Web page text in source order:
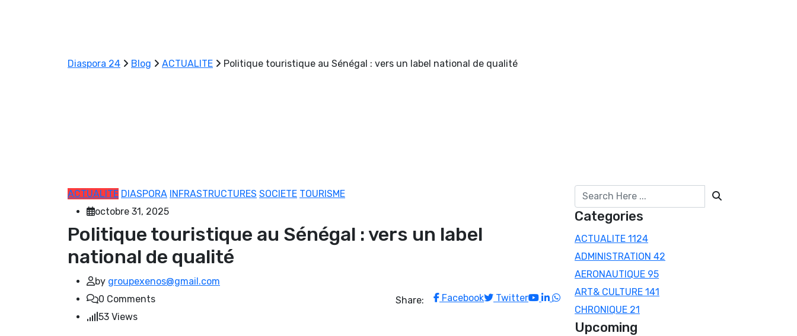
Diaspora 24 Blog ACTUALITE Politique touristique au Sénégal : vers un label national de qualité
ACTUALITE DIASPORA INFRASTRUCTURES SOCIETE TOURISME
octobre 31, 2025
Politique touristique au Sénégal : vers un label
national de qualité
by groupexenos@gmail.com
0 Comments
53 Views
Share: Facebook Twitter Youtube
LinkedIn
Whatsapp
Categories
ACTUALITE 1124
ADMINISTRATION 42
AERONAUTIQUE 95
ART& CULTURE 141
CHRONIQUE 21
Upcoming